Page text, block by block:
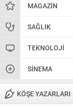
MAGAZIN
SAĞLIK
TEKNOLOJI
SINEMA
KÖŞE YAZARLARI